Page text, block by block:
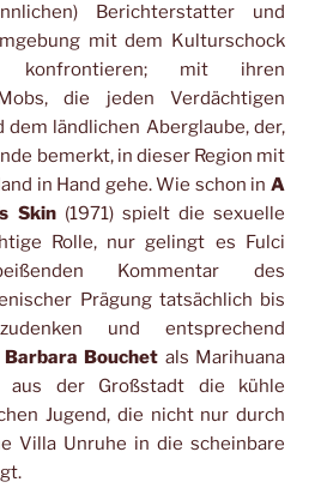
Berichterstatter und
mit dem Kulturschock
mit ihren
die jeden Verdächtigen
ländlichen Aberglaube, der,
bemerkt, in dieser Region mit
in Hand gehe. Wie schon in A
Skin(1971) spielt die sexuelle
Rolle, nur gelingt es Fulci
Kommentar des
Prägung tatsächlich bis
und entsprechend
Barbara Bouchet als Marihuana
aus der Großstadt die kühle
Jugend, die nicht nur durch
Villa Unruhe in die scheinbare